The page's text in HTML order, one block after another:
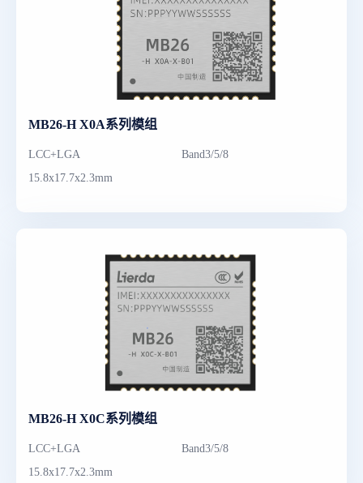
MB26-H X0A系列模组
LCC+LGA
Band3/5/8
15.8x17.7x2.3mm
MB26-H X0C系列模组
LCC+LGA
Band3/5/8
15.8x17.7x2.3mm